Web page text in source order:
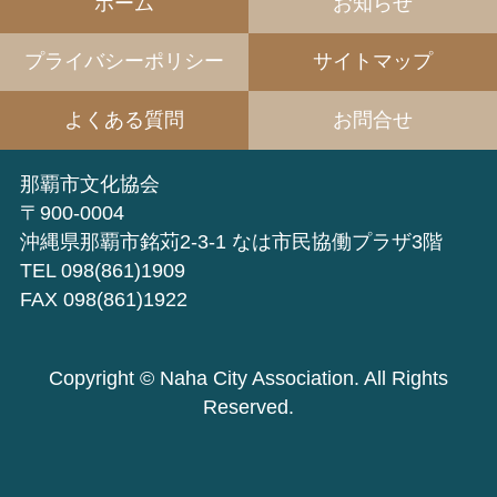
プライバシーポリシー サイトマップ
よくある質問 お問合せ
那覇市文化協会
〒900-0004
沖縄県那覇市銘苅2-3-1 なは市民協働プラザ3階
TEL 098(861)1909
FAX 098(861)1922
Copyright © Naha City Association. All Rights
Reserved.